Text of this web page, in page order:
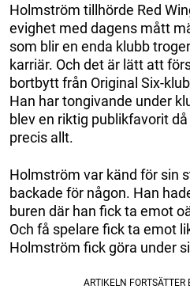
Holmström tillhörde Red
evighet med dagens mått
som blir en enda klubb
karriär. Och det är lätt att
bortbytt från Original Six-
Han har tongivande under
blev en riktig publikfavorit
precis allt.
Holmström var känd för sin
backade för någon. Han
buren där han fick ta emot
Och få spelare fick ta emot
Holmström fick göra under